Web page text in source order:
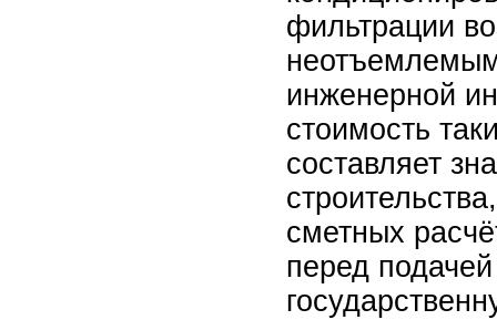
фильтрации
инженерной
стоимость
составляет
сметных
перед